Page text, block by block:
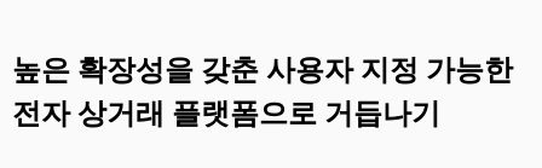
높은 확장성을 갖춘 사용자 지정 가능한
전자 상거래 플랫폼으로 거듭나기